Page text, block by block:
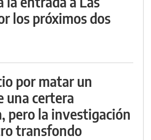
los próximos dos
por matar un
una certera
pero la investigación
transfondo